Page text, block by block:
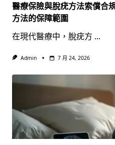
醫療保險與脫疣方法索償合
方法的保障範圍
在現代醫療中，脫疣方 ...
Admin 7 月 24, 2026